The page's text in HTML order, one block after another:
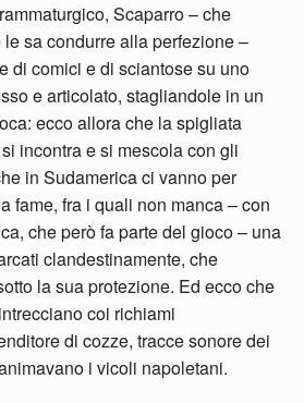
Scaparro – che
sa condurre alla perfezione –
di comici e di sciantose su uno
e articolato, stagliandole in un
ecco allora che la spigliata
incontra e si mescola con gli
in Sudamerica ci vanno per
fame, fra i quali non manca – con
che però fa parte del gioco – una
clandestinamente, che
la sua protezione. Ed ecco che
coi richiami
di cozze, tracce sonore dei
i vicoli napoletani.